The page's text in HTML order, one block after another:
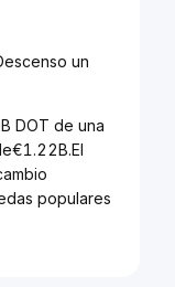
un
DOT de una
populares